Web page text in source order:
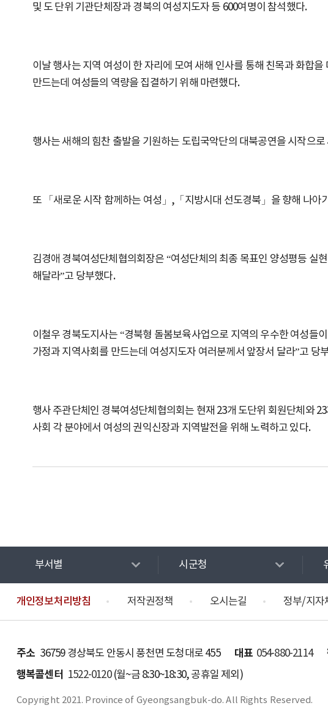
및 도 단위 기관단체장과 경북의 여성지도자 등 600여명이 참석했다.
이날 행사는 지역 여성이 한 자리에 모여 새해 인사를 통해 친목과 화합
만드는데 여성들의 역량을 집결하기 위해 마련했다.
행사는 새해의 힘찬 출발을 기원하는 도립국악단의 대북공연을 시작으
또 「새로운 시작 함께하는 여성」,「지방시대 선도경북」을 향해 나
김경애 경북여성단체협의회장은 “여성단체의 최종 목표인 양성평등 실
해달라”고 당부했다.
이철우 경북도지사는 “경북형 돌봄보육사업으로 지역의 우수한 여성들
가정과 지역사회를 만드는데 여성지도자 여러분께서 앞장서 달라”고 당
행사 주관단체인 경북여성단체협의회는 현재 23개 도단위 회원단체와
사회 각 분야에서 여성의 권익신장과 지역발전을 위해 노력하고 있다.
부서별 시군청
개인정보처리방침 저작권정책 오시는길 정부/지자
주소 36759 경상북도 안동시 풍천면 도청대로 455 대표 054-880-2114
행복콜센터 1522-0120(월~금 8:30~18:30, 공휴일 제외)
Copyright 2021. Province of Gyeongsangbuk-do. All Rights Reserved.